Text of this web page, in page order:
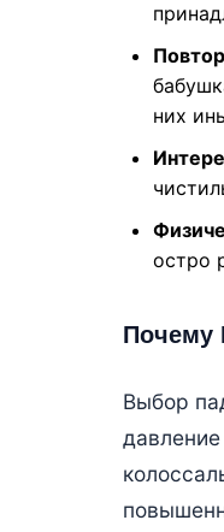
них
остро
Почему
Выбор